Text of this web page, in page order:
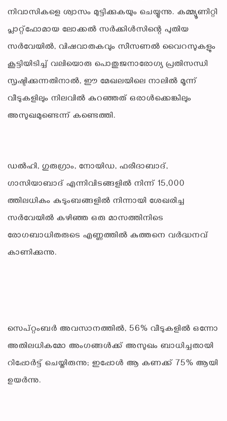
നിവാസികളെ ശ്വാസം മുട്ടിക്കുകയും ചെയ്യുന്നു. കമ്മ്യൂണിറ്റി
പ്ലാറ്റ്‌ഫോമായ ലോക്കൽ സർക്കിൾസിന്റെ പുതിയ
സർവേയിൽ, വിഷവാതകവും സീസണൽ വൈറസുകളും
കൂട്ടിയിടിച്ച് വലിയൊരു പൊതുജനാരോഗ്യ പ്രതിസന്ധി
സൃഷ്ടിക്കുന്നതിനാൽ, ഈ മേഖലയിലെ നാലിൽ മൂന്ന്
വീടുകളിലും നിലവിൽ കുറഞ്ഞത് ഒരാൾക്കെങ്കിലും
അസുഖമുണ്ടെന്ന് കണ്ടെത്തി.
ഡൽഹി, ഗുരുഗ്രാം, നോയിഡ, ഫരീദാബാദ്,
ഗാസിയാബാദ് എന്നിവിടങ്ങളിൽ നിന്ന് 15,000
ത്തിലധികം കുടുംബങ്ങളിൽ നിന്നായി ശേഖരിച്ച
സർവേയിൽ കഴിഞ്ഞ ഒരു മാസത്തിനിടെ
രോഗബാധിതരുടെ എണ്ണത്തിൽ കുത്തനെ വർദ്ധനവ്
കാണിക്കുന്നു.
സെപ്റ്റംബർ അവസാനത്തിൽ, 56% വീടുകളിൽ ഒന്നോ
അതിലധികമോ അംഗങ്ങൾക്ക് അസുഖം ബാധിച്ചതായി
റിപ്പോർട്ട് ചെയ്തിരുന്നു; ഇപ്പോൾ ആ കണക്ക് 75% ആയി
ഉയർന്നു.